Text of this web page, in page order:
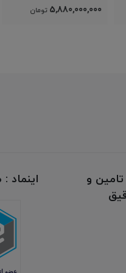
5,880,000,000 تومان
و